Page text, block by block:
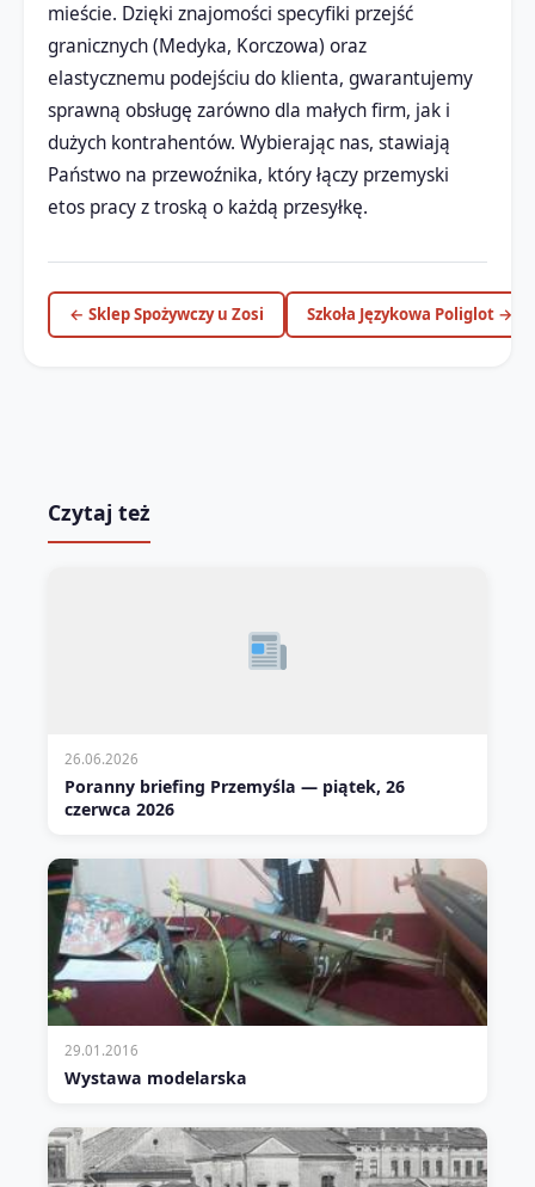
mieście. Dzięki znajomości specyfiki przejść
granicznych (Medyka, Korczowa) oraz
elastycznemu podejściu do klienta, gwarantujemy
sprawną obsługę zarówno dla małych firm, jak i
dużych kontrahentów. Wybierając nas, stawiają
Państwo na przewoźnika, który łączy przemyski
etos pracy z troską o każdą przesyłkę.
← Sklep Spożywczy u Zosi Szkoła Językowa Poliglot →
Czytaj też
26.06.2026
Poranny briefing Przemyśla — piątek, 26
czerwca 2026
29.01.2016
Wystawa modelarska